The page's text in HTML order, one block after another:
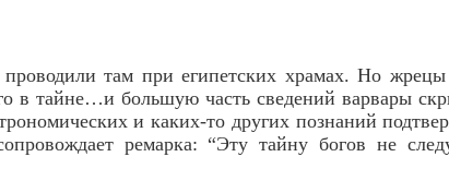
там при египетских храмах. Но
тайне…и большую часть сведений варвары
и каких-то других познаний
ремарка: “Эту тайну богов не